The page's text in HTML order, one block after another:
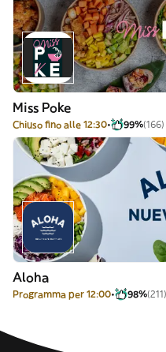
Miss Poke
Chiuso fino alle 12:30 99%(166)
Aloha
Programma per 12:00 98%(211)